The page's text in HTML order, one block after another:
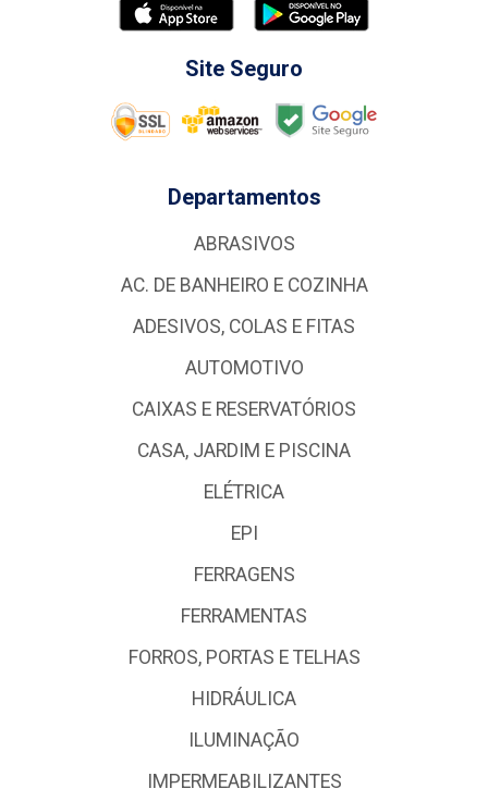
Site Seguro
Departamentos
ABRASIVOS
AC. DE BANHEIRO E COZINHA
ADESIVOS, COLAS E FITAS
AUTOMOTIVO
CAIXAS E RESERVATÓRIOS
CASA, JARDIM E PISCINA
ELÉTRICA
EPI
FERRAGENS
FERRAMENTAS
FORROS, PORTAS E TELHAS
HIDRÁULICA
ILUMINAÇÃO
IMPERMEABILIZANTES